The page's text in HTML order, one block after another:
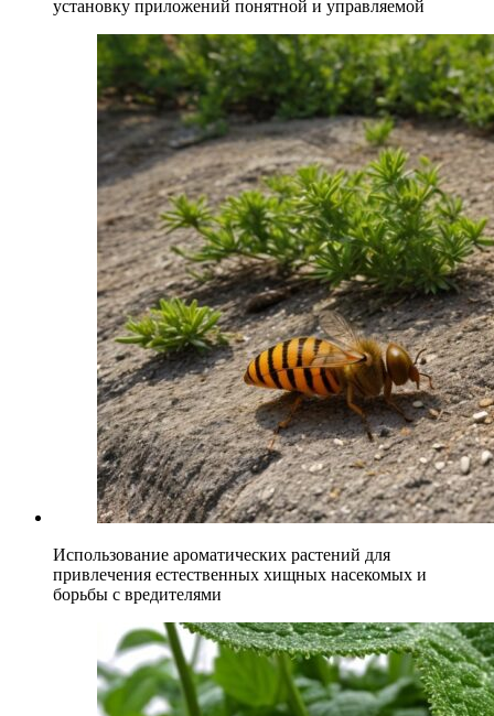
установку приложений понятной и управляемой
Использование ароматических растений для
привлечения естественных хищных насекомых и
борьбы с вредителями